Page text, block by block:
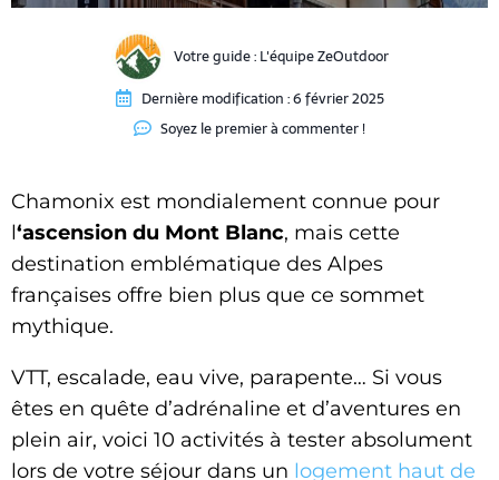
Votre guide :L'équipe ZeOutdoor
Dernière modification :6 février 2025
Soyez le premier à commenter !
Chamonix est mondialement connue pour
l‘ascension du Mont Blanc, mais cette
destination emblématique des Alpes
françaises offre bien plus que ce sommet
mythique.
VTT, escalade, eau vive, parapente… Si vous
êtes en quête d’adrénaline et d’aventures en
plein air, voici 10 activités à tester absolument
lors de votre séjour dans un logement haut de